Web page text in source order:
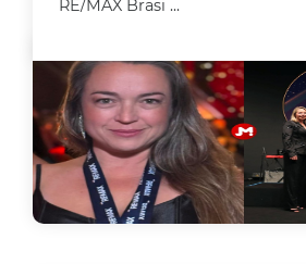
RE/MAX Brasi ...